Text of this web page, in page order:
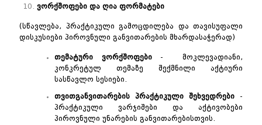
ვორქშოფები და ღია ფორმატები
(სწავლება, პრაქტიკული გამოცდილება და თავისუფალი
დისკუსიები პიროვნული განვითარების მხარდასაჭერად)
თემატური ვორქშოფები- მოკლევადიანი,
კონკრეტულ თემაზე შექმნილი აქტიური
სასწავლო სესიები.
თვითგანვითარების პრაქტიკული შეხვედრები -
პრაქტიკული ვარჯიშები და აქტივობები
პიროვნული უნარების განვითარებისთვის.